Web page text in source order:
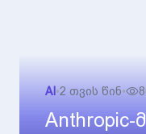
AI •2 თვის წინ•
Anthropic-